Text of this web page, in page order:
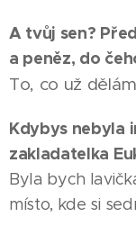
A tvůj sen?
a peněz, do
To, co už
Kdybys nebyla
zakladatelka
Byla bych
místo, kde si